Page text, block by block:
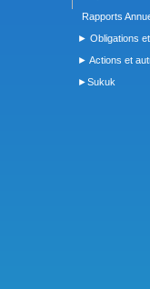
Rapports
► Obligations
► Actions et
►Sukuk